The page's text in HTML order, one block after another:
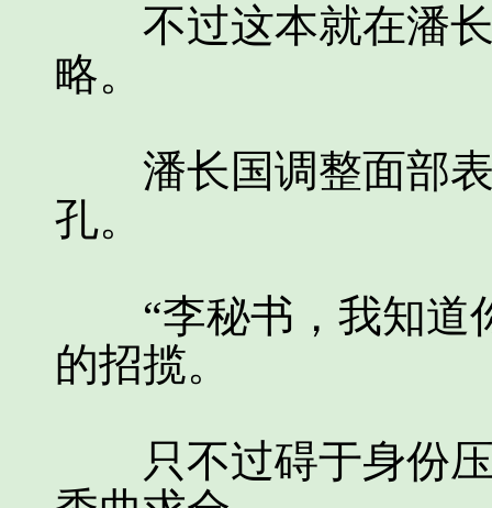
不过这本就在潘长
略。
潘长国调整面部表
孔。
“李秘书，我知道
的招揽。
只不过碍于身份压